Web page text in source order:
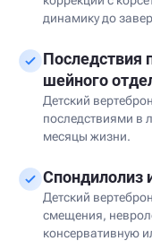
динамику до
Последствия
шейного
Детский
последствиями в
месяцы жизни.
Спондилолиз
Детский
смещения,
консервативную